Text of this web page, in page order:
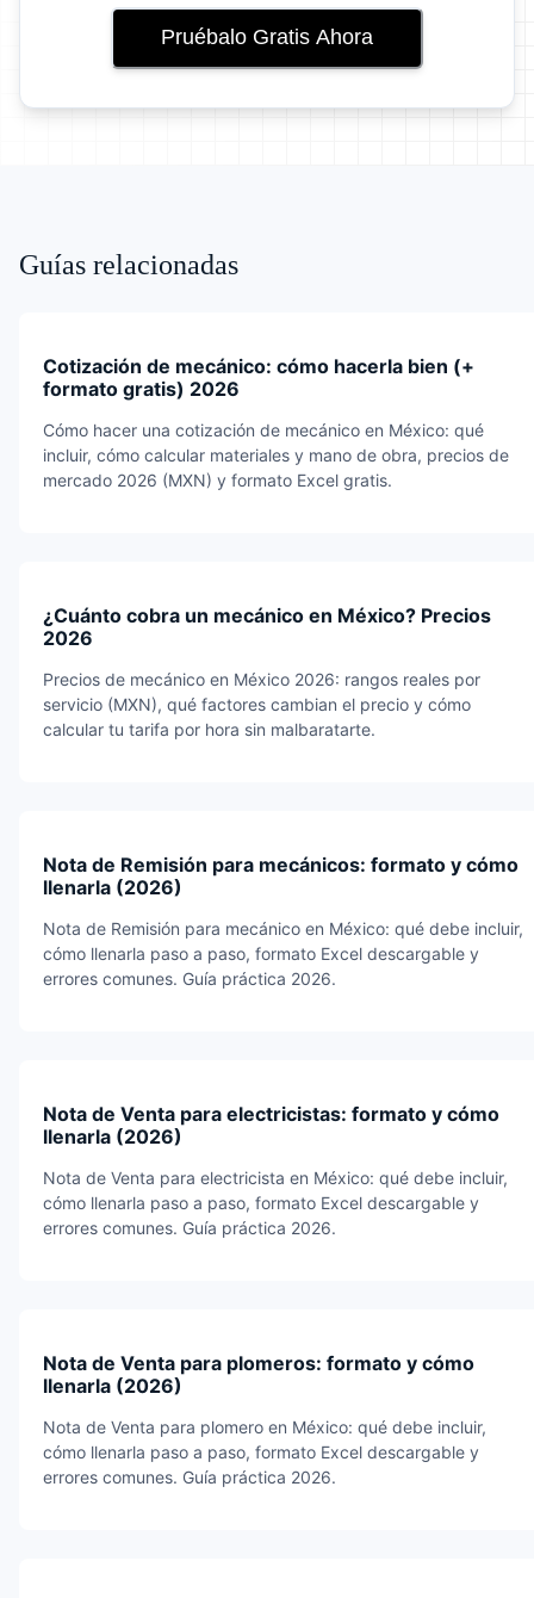
Pruébalo Gratis Ahora
Guías relacionadas
Cotización de mecánico: cómo hacerla bien (+
formato gratis) 2026
Cómo hacer una cotización de mecánico en México: qué
incluir, cómo calcular materiales y mano de obra, precios de
mercado 2026 (MXN) y formato Excel gratis.
¿Cuánto cobra un mecánico en México? Precios
2026
Precios de mecánico en México 2026: rangos reales por
servicio (MXN), qué factores cambian el precio y cómo
calcular tu tarifa por hora sin malbaratarte.
Nota de Remisión para mecánicos: formato y cómo
llenarla (2026)
Nota de Remisión para mecánico en México: qué debe incluir,
cómo llenarla paso a paso, formato Excel descargable y
errores comunes. Guía práctica 2026.
Nota de Venta para electricistas: formato y cómo
llenarla (2026)
Nota de Venta para electricista en México: qué debe incluir,
cómo llenarla paso a paso, formato Excel descargable y
errores comunes. Guía práctica 2026.
Nota de Venta para plomeros: formato y cómo
llenarla (2026)
Nota de Venta para plomero en México: qué debe incluir,
cómo llenarla paso a paso, formato Excel descargable y
errores comunes. Guía práctica 2026.